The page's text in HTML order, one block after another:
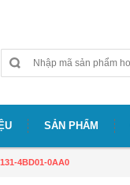
SẢN PHẨM
4BD01-0AA0